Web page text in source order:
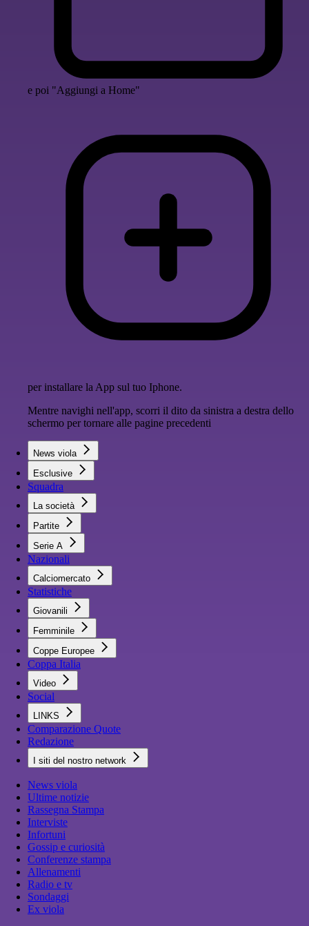
e poi "Aggiungi a Home"
per installare la App sul tuo Iphone.
Mentre navighi nell'app, scorri il dito da sinistra a destra dello
schermo per tornare alle pagine precedenti
News viola
Esclusive
Squadra
La società
Partite
Serie A
Nazionali
Calciomercato
Statistiche
Giovanili
Femminile
Coppe Europee
Coppa Italia
Video
Social
LINKS
Comparazione Quote
Redazione
I siti del nostro network
News viola
Ultime notizie
Rassegna Stampa
Interviste
Infortuni
Gossip e curiosità
Conferenze stampa
Allenamenti
Radio e tv
Sondaggi
Ex viola